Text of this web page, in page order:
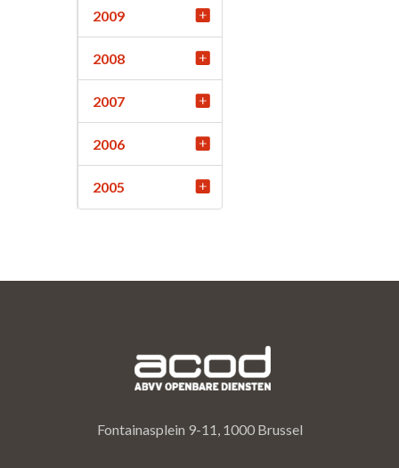
2009
2008
2007
2006
2005
Fontainasplein 9-11, 1000 Brussel